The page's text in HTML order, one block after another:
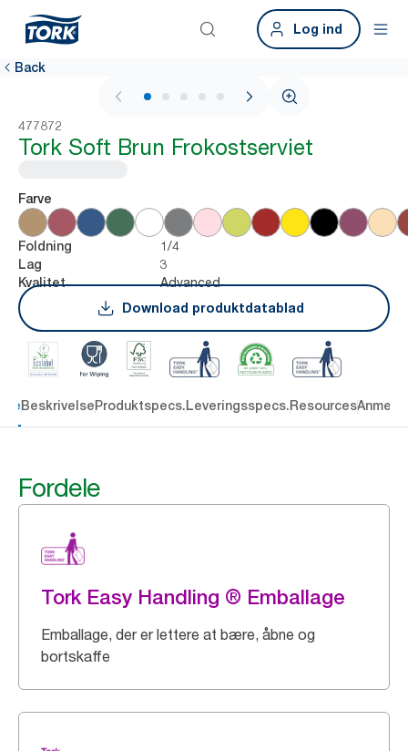
Log ind
Back
1 / 6
477872
Tork Soft Brun Frokostserviet
Farve
Foldning 1/4
Lag 3
Kvalitet
Advanced
Download produktdatablad
BeskrivelseProduktspecs.Leveringsspecs.Resources
Fordele
Tork Easy Handling ® Emballage
Emballage, der er lettere at bære, åbne og
bortskaffe